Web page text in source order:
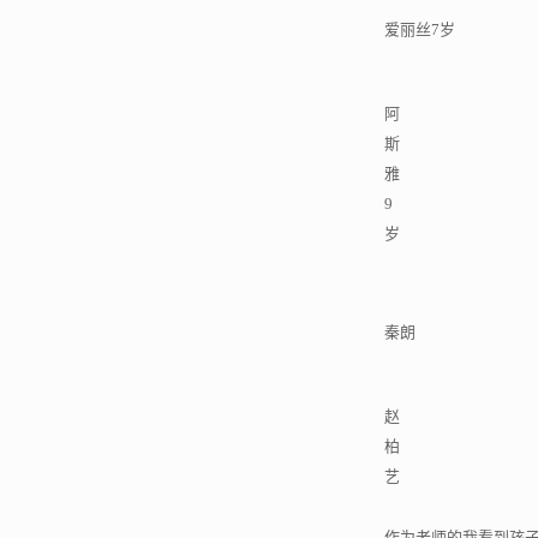
爱丽丝7岁
阿
斯
雅
9
岁
秦朗
赵
柏
艺